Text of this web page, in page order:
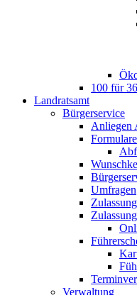
100 für 36
Landratsamt
Bürgerservice
Anliegen
Umfragen
Verwaltung